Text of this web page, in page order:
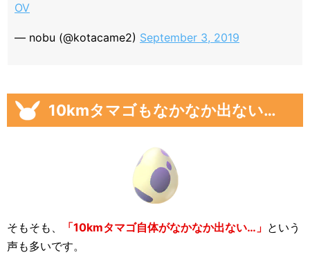
OV
— nobu (@kotacame2) September 3, 2019
10kmタマゴもなかなか出ない…
そもそも、 「10kmタマゴ自体がなかなか出ない…」 という
声も多いです。